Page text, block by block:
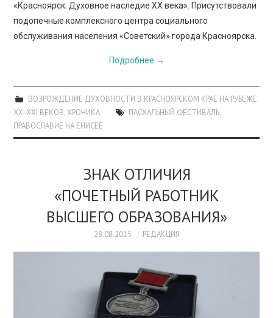
«Красноярск. Духовное наследие XX века». Присутствовали
подопечные комплексного центра социального
обслуживания населения «Советский» города Красноярска.
Подробнее →
ВОЗРОЖДЕНИЕ ДУХОВНОСТИ В КРАСНОЯРСКОМ КРАЕ НА РУБЕЖЕ
XX–XXI ВЕКОВ,ХРОНИКА ПАСХАЛЬНЫЙ ФЕСТИВАЛЬ,
ПРАВОСЛАВИЕ НА ЕНИСЕЕ
ЗНАК ОТЛИЧИЯ
«ПОЧЕТНЫЙ РАБОТНИК
ВЫСШЕГО ОБРАЗОВАНИЯ»
28.08.2015 РЕДАКЦИЯ